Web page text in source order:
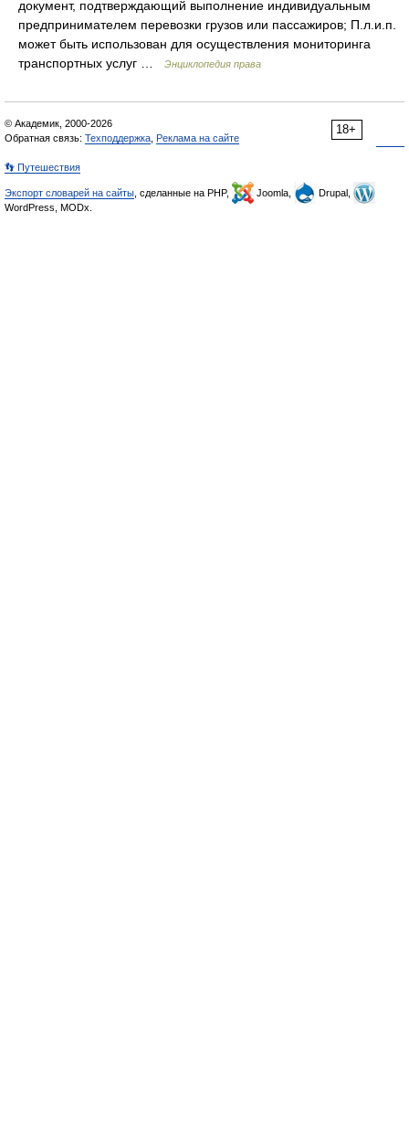
документ, подтверждающий выполнение индивидуальным
предпринимателем перевозки грузов или пассажиров; П.л.и.п.
может быть использован для осуществления мониторинга
транспортных услуг …
Энциклопедия права
18+
© Академик, 2000-2026
Обратная связь: Техподдержка Реклама на сайте
👣 Путешествия
Экспорт словарей на сайты , сделанные на PHP, Joomla,
Drupal,
WordPress, MODx.